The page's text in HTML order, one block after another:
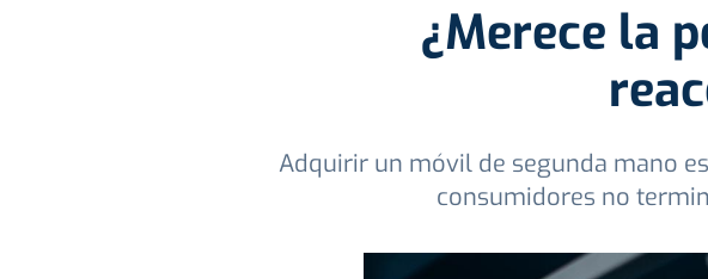
¿Merece la
Adquirir un móvil de segunda mano
consumidores no